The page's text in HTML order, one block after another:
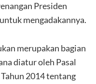
Presiden
mengadakannya.
merupakan bagian
diatur oleh Pasal
2014 tentang